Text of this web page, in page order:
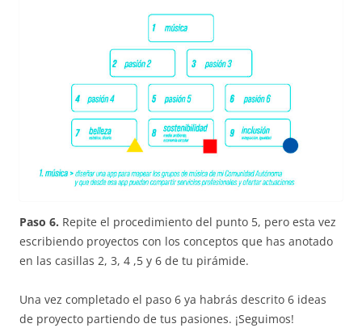
Paso 6. Repite el procedimiento del punto 5, pero esta vez
escribiendo proyectos con los conceptos que has anotado
en las casillas 2, 3, 4 ,5 y 6 de tu pirámide.
Una vez completado el paso 6 ya habrás descrito 6 ideas
de proyecto partiendo de tus pasiones. ¡Seguimos!